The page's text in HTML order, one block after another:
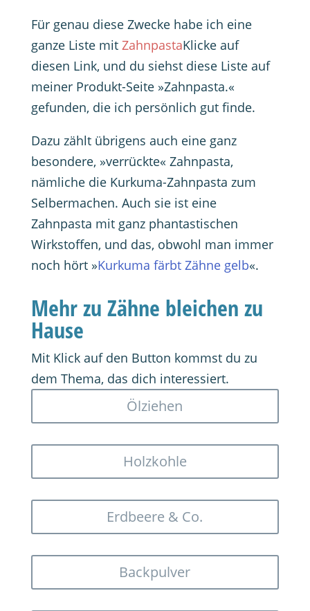
Für genau diese Zwecke habe ich eine
ganze Liste mit ZahnpastaKlicke auf
diesen Link, und du siehst diese Liste auf
meiner Produkt-Seite »Zahnpasta.«
gefunden, die ich persönlich gut finde.
Dazu zählt übrigens auch eine ganz
besondere, »verrückte« Zahnpasta,
nämliche die Kurkuma-Zahnpasta zum
Selbermachen. Auch sie ist eine
Zahnpasta mit ganz phantastischen
Wirkstoffen, und das, obwohl man immer
noch hört »Kurkuma färbt Zähne gelb«.
Mehr zu Zähne bleichen zu
Hause
Mit Klick auf den Button kommst du zu
dem Thema, das dich interessiert.
Ölziehen
Holzkohle
Erdbeere & Co.
Backpulver